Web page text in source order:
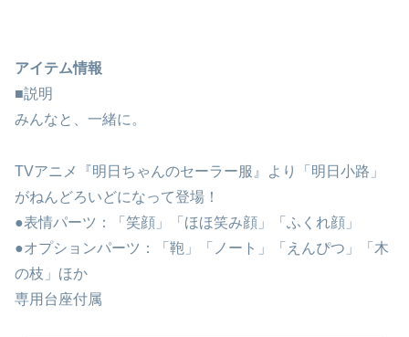
アイテム情報
■説明
みんなと、一緒に。
TVアニメ『明日ちゃんのセーラー服』より「明日小路」
がねんどろいどになって登場！
●表情パーツ：「笑顔」「ほほ笑み顔」「ふくれ顔」
●オプションパーツ：「鞄」「ノート」「えんぴつ」「木
の枝」ほか
専用台座付属